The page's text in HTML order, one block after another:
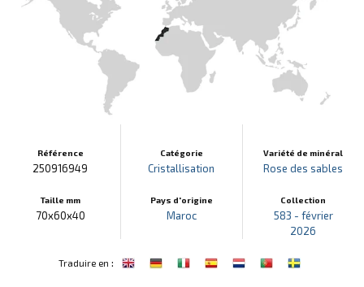
Référence
250916949
Taille mm
70x60x40
Catégorie
Cristallisation
Pays d'origine
Maroc
Variété de minéral
Rose des sables
Collection
583 - février
2026
Traduire en :